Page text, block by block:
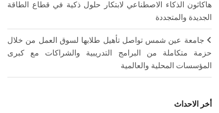
هاكاثون الذكاء الاصطناعي لابتكار حلول ذكية في قطاع الطاقة
الجديدة والمتجددة
جامعة عين شمس تواصل تأهيل طلابها لسوق العمل من خلال
حزمة متكاملة من البرامج التدريبية والشراكات مع كبرى
المؤسسات المحلية والعالمية
أخر الاحداث